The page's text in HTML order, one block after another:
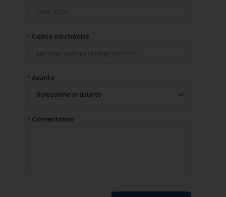
* Correo electrónico
* Asunto
* Comentarios